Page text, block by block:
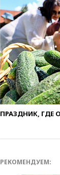
ПРАЗДНИК, ГДЕ
РЕКОМЕНДУЕМ: